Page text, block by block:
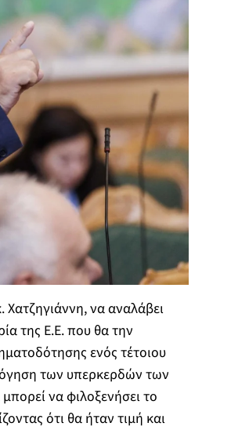
να αναλάβει
της Ε.Ε. που θα την
ενός τέτοιου
των υπερκερδών των
να φιλοξενήσει το
ότι θα ήταν τιμή και